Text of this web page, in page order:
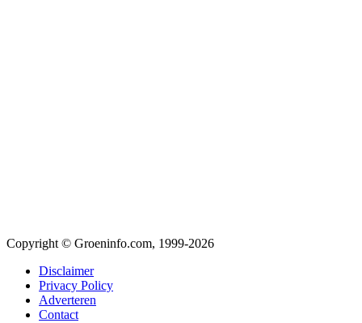
Copyright © Groeninfo.com, 1999-2026
Disclaimer
Privacy Policy
Adverteren
Contact